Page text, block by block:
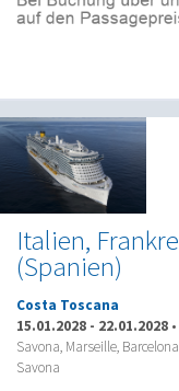
Italien,
(Spanien)
Costa Toscana
15.01.2028 - 22.01.2028 •
Savona, Marseille,
Savona